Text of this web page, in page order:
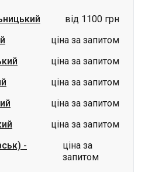
від 1100 грн
ціна за запитом
ціна за запитом
ціна за запитом
ціна за запитом
ціна за запитом
-
ціна за
запитом